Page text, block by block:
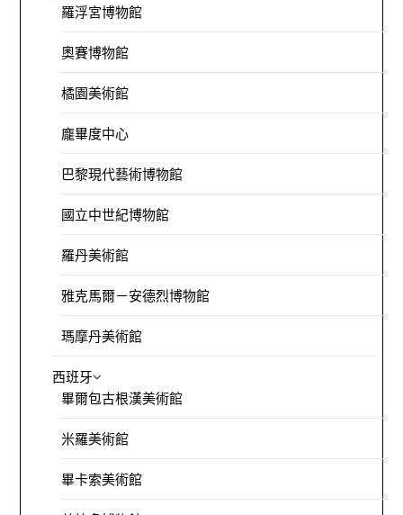
羅浮宮博物館
奧賽博物館
橘園美術館
龐畢度中心
巴黎現代藝術博物館
國立中世紀博物館
羅丹美術館
雅克馬爾－安德烈博物館
瑪摩丹美術館
西班牙
畢爾包古根漢美術館
米羅美術館
畢卡索美術館